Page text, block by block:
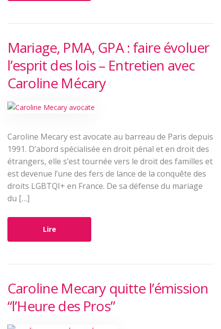
Mariage, PMA, GPA : faire évoluer
l’esprit des lois – Entretien avec
Caroline Mécary
Caroline Mecary est avocate au barreau de Paris depuis
1991. D’abord spécialisée en droit pénal et en droit des
étrangers, elle s’est tournée vers le droit des familles et
est devenue l’une des fers de lance de la conquête des
droits LGBTQI+ en France. De sa défense du mariage
du […]
Lire
Caroline Mecary quitte l’émission
“l’Heure des Pros”